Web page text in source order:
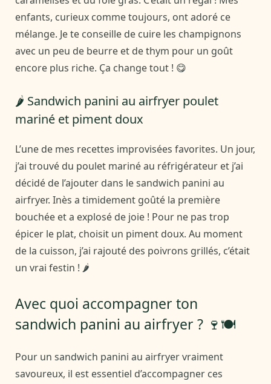
enfants, curieux comme toujours, ont adoré ce
mélange. Je te conseille de cuire les champignons
avec un peu de beurre et de thym pour un goût
encore plus riche. Ça change tout ! 😋
🌶️ Sandwich panini au airfryer poulet
mariné et piment doux
L’une de mes recettes improvisées favorites. Un jour,
j’ai trouvé du poulet mariné au réfrigérateur et j’ai
décidé de l’ajouter dans le sandwich panini au
airfryer. Inès a timidement goûté la première
bouchée et a explosé de joie ! Pour ne pas trop
épicer le plat, choisit un piment doux. Au moment
de la cuisson, j’ai rajouté des poivrons grillés, c’était
un vrai festin ! 🌶️
Avec quoi accompagner ton
sandwich panini au airfryer ? 🍷🍽️
Pour un sandwich panini au airfryer vraiment
savoureux, il est essentiel d’accompagner ces